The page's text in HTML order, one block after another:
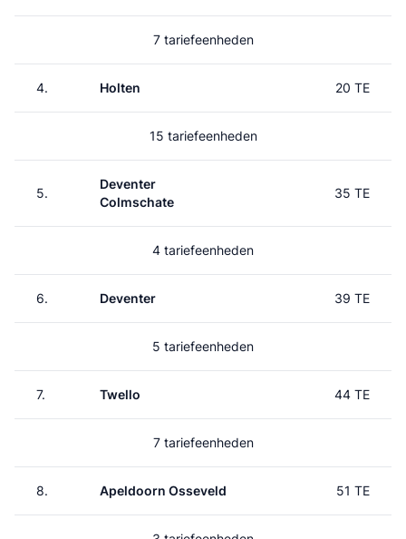
7 tariefeenheden
4. Holten 20 TE
15 tariefeenheden
5.
Deventer
Colmschate
35 TE
4 tariefeenheden
6. Deventer 39 TE
5 tariefeenheden
7. Twello 44 TE
7 tariefeenheden
8. Apeldoorn Osseveld 51 TE